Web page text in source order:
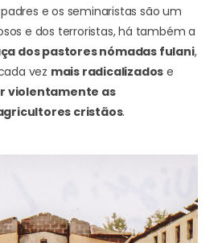
e os seminaristas são um
e dos terroristas, há também a
dos pastores nómadas fulani,
vez mais radicalizados e
violentamente as
cristãos.